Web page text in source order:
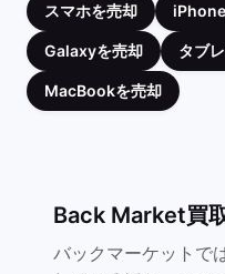
スマホを売却
Galaxyを売却 タブ
MacBookを売却
Back Market買
バックマーケットで